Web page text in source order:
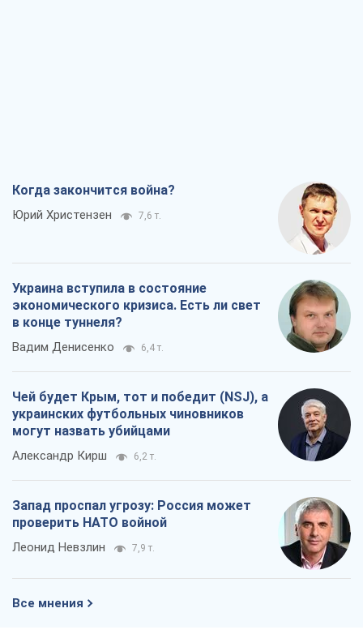
Когда закончится война?
Юрий Христензен 7,6 т.
Украина вступила в состояние
экономического кризиса. Есть ли свет
в конце туннеля?
Вадим Денисенко 6,4 т.
Чей будет Крым, тот и победит (NSJ), а
украинских футбольных чиновников
могут назвать убийцами
Александр Кирш 6,2 т.
Запад проспал угрозу: Россия может
проверить НАТО войной
Леонид Невзлин 7,9 т.
Все мнения